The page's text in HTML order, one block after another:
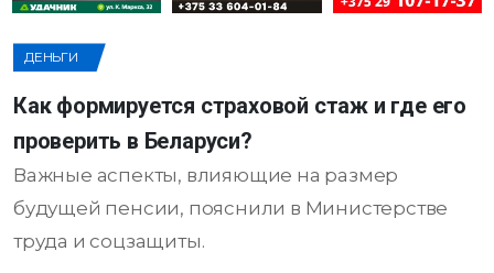
ДЕНЬГИ
Как формируется страховой стаж и где его
проверить в Беларуси?
Важные аспекты, влияющие на размер
будущей пенсии, пояснили в Министерстве
труда и соцзащиты.